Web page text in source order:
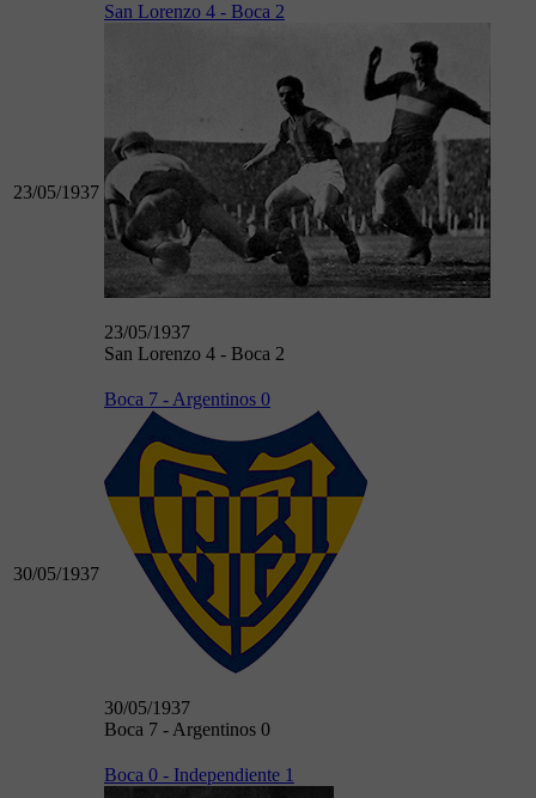
23/05/1937
San Lorenzo 4 - Boca 2
23/05/1937
San Lorenzo 4 - Boca 2
30/05/1937
Boca 7 - Argentinos 0
30/05/1937
Boca 7 - Argentinos 0
Boca 0 - Independiente 1